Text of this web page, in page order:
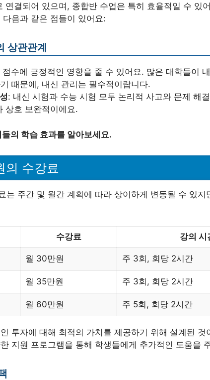
연결되어 있으며, 종합반 수업은 특히 효율적일 수 있
음과 같은 점들이 있어요:
상관관계
점수에 긍정적인 영향을 줄 수 있어요. 많은 대학들이
때문에, 내신 관리는 필수적이랍니다.
: 내신 시험과 수능 시험 모두 논리적 사고와 문제 해
상호 보완적이에요.
의 학습 효과를 알아보세요.
의 수강료
는 주간 및 월간 계획에 따라 상이하게 변동될 수 있지
수강료 강의 시
월 30만원 주 3회, 회당 2시간
월 35만원 주 3회, 회당 2시간
월 60만원 주 5회, 회당 2시간
투자에 대해 최적의 가치를 제공하기 위해 설계된 것
지원 프로그램을 통해 학생들에게 추가적인 도움을